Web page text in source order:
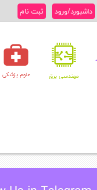
داشبورد/ورود ثبت نام
مهندسی برق علوم پزشکی